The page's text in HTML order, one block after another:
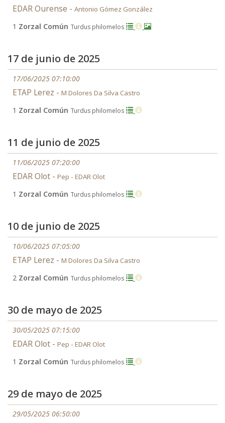
EDAR Ourense - Antonio Gómez González
1 Zorzal Común Turdus philomelos
17 de junio de 2025
17/06/2025 07:10:00
ETAP Lerez - M Dolores Da Silva Castro
1 Zorzal Común Turdus philomelos
11 de junio de 2025
11/06/2025 07:20:00
EDAR Olot - Pep - EDAR Olot
1 Zorzal Común Turdus philomelos
10 de junio de 2025
10/06/2025 07:05:00
ETAP Lerez - M Dolores Da Silva Castro
2 Zorzal Común Turdus philomelos
30 de mayo de 2025
30/05/2025 07:15:00
EDAR Olot - Pep - EDAR Olot
1 Zorzal Común Turdus philomelos
29 de mayo de 2025
29/05/2025 06:50:00